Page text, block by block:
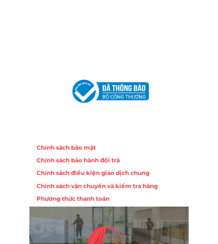
Chính sách bảo mật
Chính sách bảo hành đổi trả
Chính sách điều kiện giao dịch chung
Chính sách vận chuyển và kiểm tra hàng
Phương thức thanh toán